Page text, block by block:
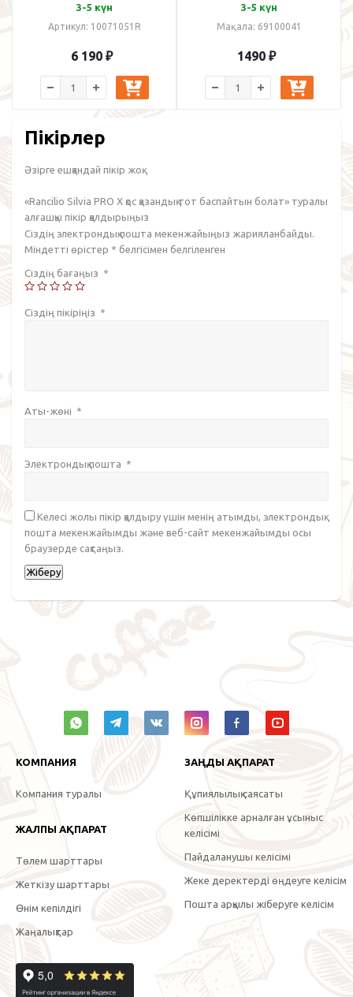
3-5 күн
Артикул: 10071051R
6 190 ₽
3-5 күн
Мақала: 69100041
1490 ₽
Пікірлер
Әзірге ешқандай пікір жоқ.
«Rancilio Silvia PRO X қос қазандық тот баспайтын болат» туралы
алғашқы пікір қалдырыңыз
Сіздің электрондық пошта мекенжайыңыз жарияланбайды.
Міндетті өрістер * белгісімен белгіленген
Сіздің бағаңыз *
Сіздің пікіріңіз *
Аты-жөні *
Электрондық пошта *
Келесі жолы пікір қалдыру үшін менің атымды, электрондық
пошта мекенжайымды және веб-сайт мекенжайымды осы
браузерде сақтаңыз.
КОМПАНИЯ
Компания туралы
ЖАЛПЫ АҚПАРАТ
Төлем шарттары
Жеткізу шарттары
Өнім кепілдігі
Жаңалықтар
ЗАҢДЫ АҚПАРАТ
Құпиялылық саясаты
Көпшілікке арналған ұсыныс
келісімі
Пайдаланушы келісімі
Жеке деректерді өңдеуге келісім
Пошта арқылы жіберуге келісім